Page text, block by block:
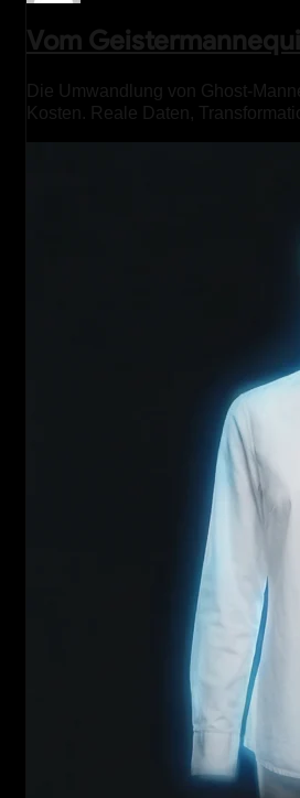
Vom
Die Umwandlung von Ghost-
Kosten. Reale Daten,